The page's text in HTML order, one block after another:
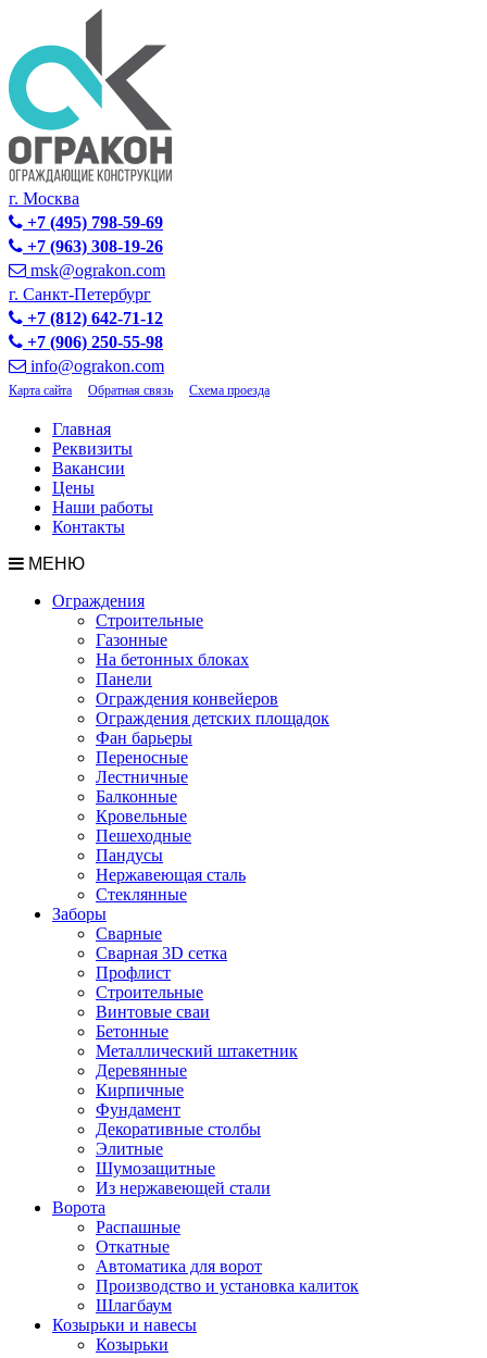
г. Москва
+7 (495) 798-59-69
+7 (963) 308-19-26
msk@ograkon.com
г. Санкт-Петербург
+7 (812) 642-71-12
+7 (906) 250-55-98
info@ograkon.com
Карта сайта Обратная связь Схема проезда
Главная
Реквизиты
Вакансии
Цены
Наши работы
Контакты
МЕНЮ
Ограждения
Строительные
Газонные
На бетонных блоках
Панели
Ограждения конвейеров
Ограждения детских площадок
Фан барьеры
Переносные
Лестничные
Балконные
Кровельные
Пешеходные
Пандусы
Нержавеющая сталь
Стеклянные
Заборы
Сварные
Сварная 3D сетка
Профлист
Строительные
Винтовые сваи
Бетонные
Металлический штакетник
Деревянные
Кирпичные
Фундамент
Декоративные столбы
Элитные
Шумозащитные
Из нержавеющей стали
Ворота
Распашные
Откатные
Автоматика для ворот
Производство и установка калиток
Шлагбаум
Козырьки и навесы
Козырьки